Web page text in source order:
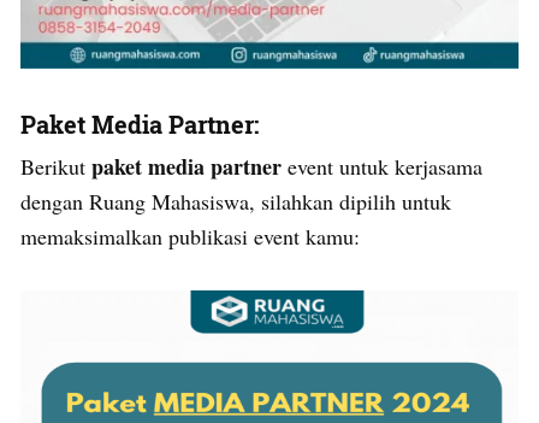
Paket Media Partner:
Berikut paket media partner event untuk kerjasama
dengan Ruang Mahasiswa, silahkan dipilih untuk
memaksimalkan publikasi event kamu: